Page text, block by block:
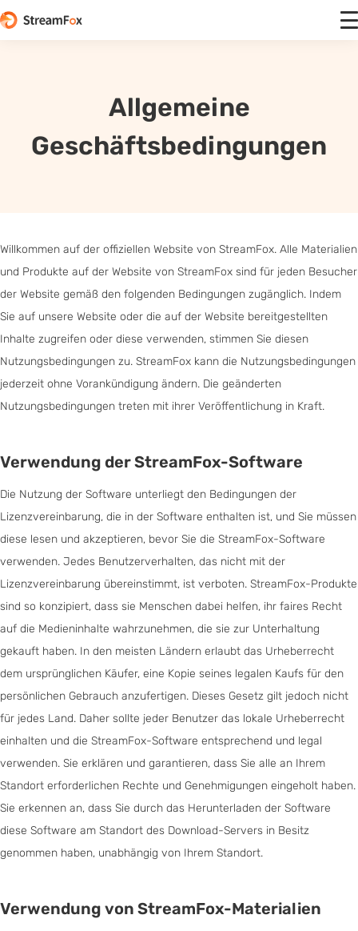
Allgemeine
Geschäftsbedingungen
Willkommen auf der offiziellen Website von StreamFox. Alle Materialien
und Produkte auf der Website von StreamFox sind für jeden Besucher
der Website gemäß den folgenden Bedingungen zugänglich. Indem
Sie auf unsere Website oder die auf der Website bereitgestellten
Inhalte zugreifen oder diese verwenden, stimmen Sie diesen
Nutzungsbedingungen zu. StreamFox kann die Nutzungsbedingungen
jederzeit ohne Vorankündigung ändern. Die geänderten
Nutzungsbedingungen treten mit ihrer Veröffentlichung in Kraft.
Verwendung der StreamFox-Software
Die Nutzung der Software unterliegt den Bedingungen der
Lizenzvereinbarung, die in der Software enthalten ist, und Sie müssen
diese lesen und akzeptieren, bevor Sie die StreamFox-Software
verwenden. Jedes Benutzerverhalten, das nicht mit der
Lizenzvereinbarung übereinstimmt, ist verboten. StreamFox-Produkte
sind so konzipiert, dass sie Menschen dabei helfen, ihr faires Recht
auf die Medieninhalte wahrzunehmen, die sie zur Unterhaltung
gekauft haben. In den meisten Ländern erlaubt das Urheberrecht
dem ursprünglichen Käufer, eine Kopie seines legalen Kaufs für den
persönlichen Gebrauch anzufertigen. Dieses Gesetz gilt jedoch nicht
für jedes Land. Daher sollte jeder Benutzer das lokale Urheberrecht
einhalten und die StreamFox-Software entsprechend und legal
verwenden. Sie erklären und garantieren, dass Sie alle an Ihrem
Standort erforderlichen Rechte und Genehmigungen eingeholt haben.
Sie erkennen an, dass Sie durch das Herunterladen der Software
diese Software am Standort des Download-Servers in Besitz
genommen haben, unabhängig von Ihrem Standort.
Verwendung von StreamFox-Materialien